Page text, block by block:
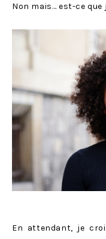
Non mais… est-ce que
En attendant, je